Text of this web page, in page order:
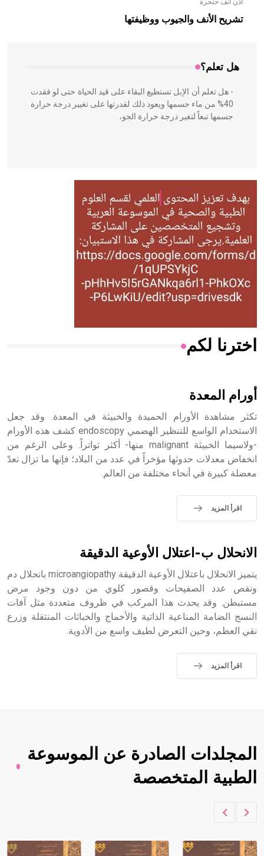
أذن أنف حنجرة
تشريح الأنف والجيوب ووظيفتها
هل تعلم؟
- هل تعلم أن الأبلق نوع من الفنون الهندسية التي ارتبطت
بالعمارة الإسلامية في بلاد الشام ومصر خاصة، حيث يحرص
المعمار على بناء مداميكه وخاصة في الواجهات
- هل تعلم أن الإبل تستطيع البقاء على قيد الحياة حتى لو فقدت
40% من ماء جسمها ويعود ذلك لقدرتها على تغيير درجة حرارة
جسمها تبعاً لتغير درجة حرارة الجو،
- هل تعلم أن أبقراط كتب في الطب أربعة مؤلفات هي:
الحكم، الأدلة، تنظيم التغذية، ورسالته في جروح الرأس. ويعود
له الفضل بأنه حرر الطب من الدين والفلسفة.
- هل تعلم أن المرجان إفراز حيواني يتكون في البحر ويتركب
من مادة كربونات الكلسيوم، وهو أحمر أو شديد الحمرة وهو
أجود أنواعه، ويمتاز بكبر الحجم ويسمى الش
هل تعلم أن الأبسيد كلمة فرنسية اللفظ تم اعتمادها مصطلحاً
- هل تعلم أن أبجر Abgar اسم معروف جيداً يعود إلى عدد من
الملوك الذين حكموا مدينة إديسا (الرها) من أبجر الأول وحتى
التاسع، وهم ينتسبون إلى أسرة أوسروين
sign تكتب منفصلة غير متصلة، وتعتمد المبدأ الأكوروفوني،
حيث تقتصر القيمة الصوتية للعلامة الك
اخترنا لكم
أورام المعدة
تكثر مشاهدة الأورام الحميدة والخبيثة في المعدة. وقد جعل
الاستخدام الواسع للتنظير الهضمي endoscopy كشف هذه الأورام
-ولاسيما الخبيثة malignant منها- أكثر تواتراً. وعلى الرغم من
انخفاض معدلات حدوثها مؤخراً في عدد من البلاد؛ فإنها ما تزال تعدّ
معضلة كبيرة في أنحاء مختلفة من العالم.
اقرأ المزيد
الانحلال ب-اعتلال الأوعية الدقيقة
يتميز الانحلال باعتلال الأوعية الدقيقة microangiopathy بانحلال دم
ونقص عدد الصفيحات وقصور كلوي من دون وجود مرض
مستبطن. وقد يحدث هذا المركب في ظروف متعددة مثل آفات
النسج الضامة المناعية الذاتية والأخماج والخباثات المنتقلة وزرع
نقي العظم، وحين التعرض لطيف واسع من الأدوية.
اقرأ المزيد
المجلدات الصادرة عن الموسوعة
الطبية المتخصصة